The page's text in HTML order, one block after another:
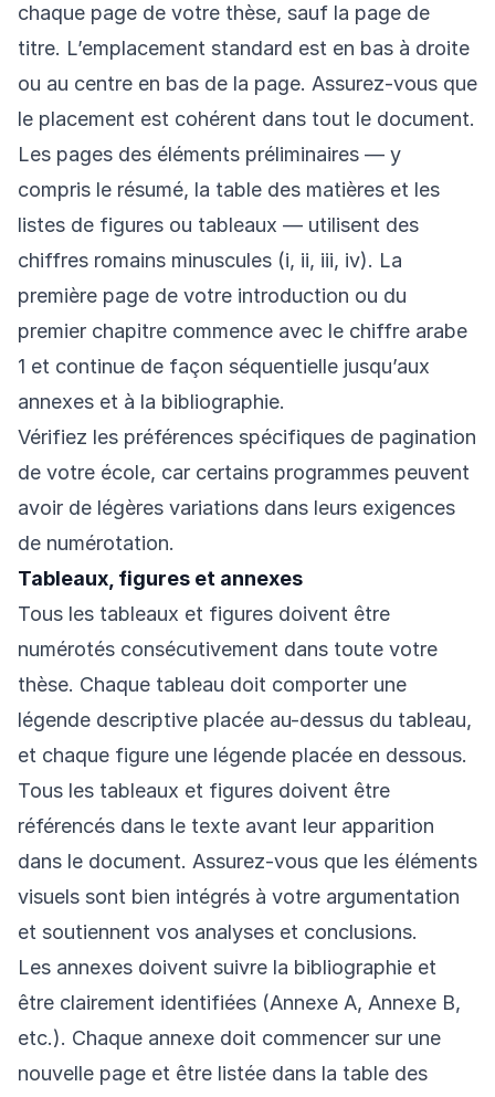
chaque page de votre thèse, sauf la page de
titre. L’emplacement standard est en bas à droite
ou au centre en bas de la page. Assurez-vous que
le placement est cohérent dans tout le document.
Les pages des éléments préliminaires — y
compris le résumé, la table des matières et les
listes de figures ou tableaux — utilisent des
chiffres romains minuscules (i, ii, iii, iv). La
première page de votre introduction ou du
premier chapitre commence avec le chiffre arabe
1 et continue de façon séquentielle jusqu’aux
annexes et à la bibliographie.
Vérifiez les préférences spécifiques de pagination
de votre école, car certains programmes peuvent
avoir de légères variations dans leurs exigences
de numérotation.
Tableaux, figures et annexes
Tous les tableaux et figures doivent être
numérotés consécutivement dans toute votre
thèse. Chaque tableau doit comporter une
légende descriptive placée au-dessus du tableau,
et chaque figure une légende placée en dessous.
Tous les tableaux et figures doivent être
référencés dans le texte avant leur apparition
dans le document. Assurez-vous que les éléments
visuels sont bien intégrés à votre argumentation
et soutiennent vos analyses et conclusions.
Les annexes doivent suivre la bibliographie et
être clairement identifiées (Annexe A, Annexe B,
etc.). Chaque annexe doit commencer sur une
nouvelle page et être listée dans la table des